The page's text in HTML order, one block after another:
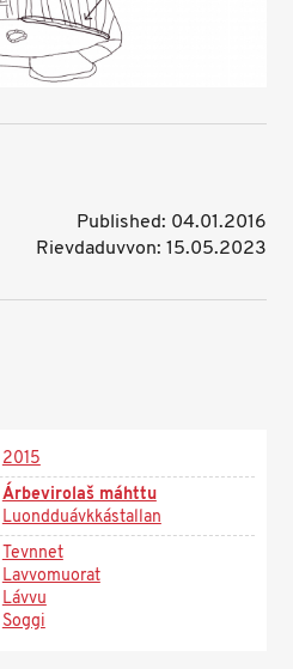
Published: 04.01.2016
Rievdaduvvon: 15.05.2023
2015
Árbevirolaš máhttu
Luondduávkkástallan
Tevnnet
Lavvomuorat
Lávvu
Soggi